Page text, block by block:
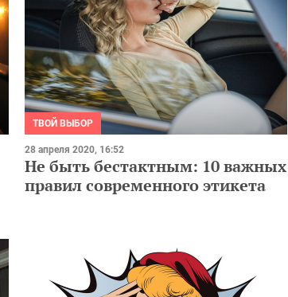
ТВОЙ ВЫБОР
28 апреля 2020, 16:52
Не быть бестактным: 10 важных
правил современного этикета